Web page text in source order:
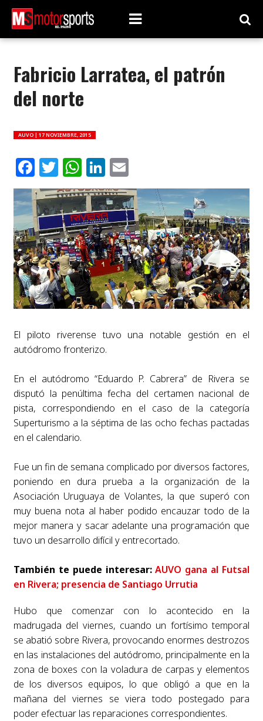
Fabricio Larratea, el patrón
del norte
AUVO | 17 NOVIEMBRE, 2015
Facebook
Twitter
WhatsApp
LinkedIn
Email
El piloto riverense tuvo una notable gestión en el
autódromo fronterizo.
En el autódromo “Eduardo P. Cabrera” de Rivera se
disputó la penúltima fecha del certamen nacional de
pista, correspondiendo en el caso de la categoría
Superturismo a la séptima de las ocho fechas pactadas
en el calendario.
Fue un fin de semana complicado por diversos factores,
poniendo en dura prueba a la organización de la
Asociación Uruguaya de Volantes, la que superó con
muy buena nota al haber podido encauzar todo de la
mejor manera y sacar adelante una programación que
tuvo un desarrollo difícil y entrecortado.
También te puede interesar:AUVO gana al Futsal
en Rivera; presencia de Santiago Urrutia
Hubo que comenzar con lo acontecido en la
madrugada del viernes, cuando un fortísimo temporal
se abatió sobre Rivera, provocando enormes destrozos
en las instalaciones del autódromo, principalmente en la
zona de boxes con la voladura de carpas y elementos
de los diversos equipos, lo que obligó a que en la
mañana del viernes se viera todo postegado para
poder efectuar las reparaciones correspondientes.